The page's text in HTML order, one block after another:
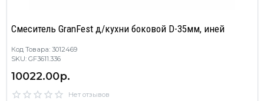
Смеситель GranFest д/кухни боковой D-35мм, иней
Код Товара: 3012469
SKU: GF3611.336
10022.00р.
Нет отзывов